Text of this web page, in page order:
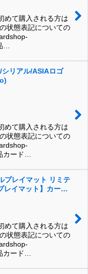
めて購入される方は
状態表記についての
…
シリアル/ASIAロゴ
めて購入される方は
状態表記についての
カード…
プレイマット リミテ
レイマット】カード
めて購入される方は
状態表記についての
カード…